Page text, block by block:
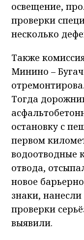
освещение,
проверки
несколько
Также
Минино –
Тогда
остановку с
первом
водоотводные
отвода,
новое
знаки,
проверки
выявили.